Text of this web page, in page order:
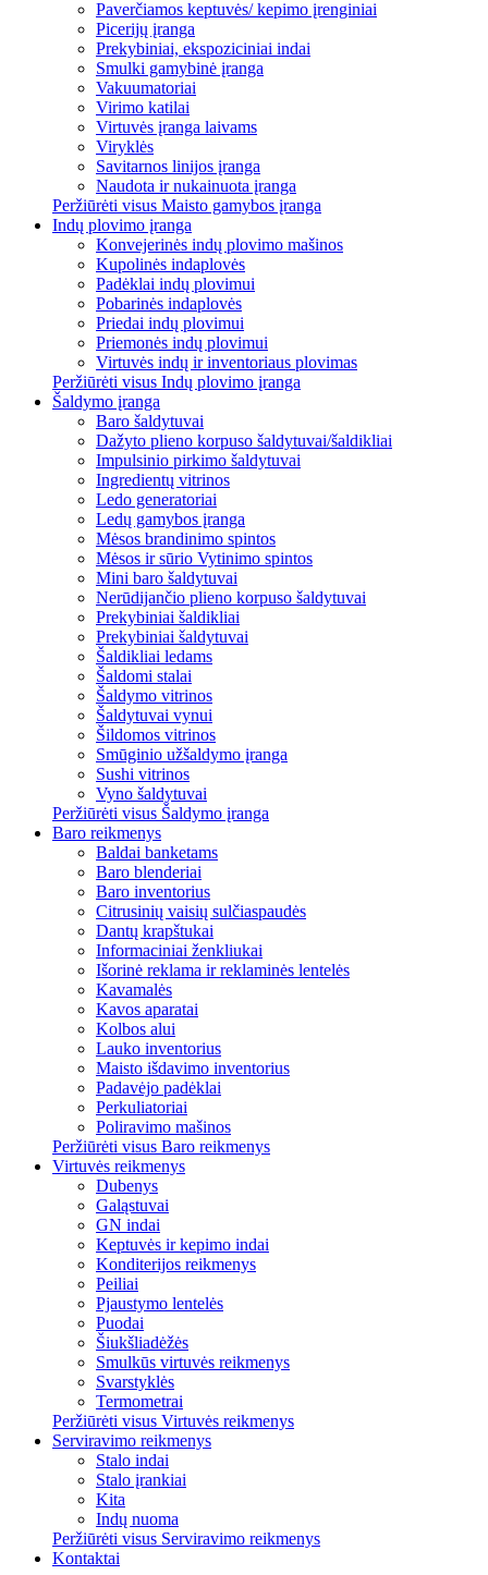
Paverčiamos keptuvės/ kepimo įrenginiai
Picerijų įranga
Prekybiniai, ekspoziciniai indai
Smulki gamybinė įranga
Vakuumatoriai
Virimo katilai
Virtuvės įranga laivams
Viryklės
Savitarnos linijos įranga
Naudota ir nukainuota įranga
Peržiūrėti visus Maisto gamybos įranga
Indų plovimo įranga
Konvejerinės indų plovimo mašinos
Kupolinės indaplovės
Padėklai indų plovimui
Pobarinės indaplovės
Priedai indų plovimui
Priemonės indų plovimui
Virtuvės indų ir inventoriaus plovimas
Peržiūrėti visus Indų plovimo įranga
Šaldymo įranga
Baro šaldytuvai
Dažyto plieno korpuso šaldytuvai/šaldikliai
Impulsinio pirkimo šaldytuvai
Ingredientų vitrinos
Ledo generatoriai
Ledų gamybos įranga
Mėsos brandinimo spintos
Mėsos ir sūrio Vytinimo spintos
Mini baro šaldytuvai
Nerūdijančio plieno korpuso šaldytuvai
Prekybiniai šaldikliai
Prekybiniai šaldytuvai
Šaldikliai ledams
Šaldomi stalai
Šaldymo vitrinos
Šaldytuvai vynui
Šildomos vitrinos
Smūginio užšaldymo įranga
Sushi vitrinos
Vyno šaldytuvai
Peržiūrėti visus Šaldymo įranga
Baro reikmenys
Baldai banketams
Baro blenderiai
Baro inventorius
Citrusinių vaisių sulčiaspaudės
Dantų krapštukai
Informaciniai ženkliukai
Išorinė reklama ir reklaminės lentelės
Kavamalės
Kavos aparatai
Kolbos alui
Lauko inventorius
Maisto išdavimo inventorius
Padavėjo padėklai
Perkuliatoriai
Poliravimo mašinos
Peržiūrėti visus Baro reikmenys
Virtuvės reikmenys
Dubenys
Galąstuvai
GN indai
Keptuvės ir kepimo indai
Konditerijos reikmenys
Peiliai
Pjaustymo lentelės
Puodai
Šiukšliadėžės
Smulkūs virtuvės reikmenys
Svarstyklės
Termometrai
Peržiūrėti visus Virtuvės reikmenys
Serviravimo reikmenys
Stalo indai
Stalo įrankiai
Kita
Indų nuoma
Peržiūrėti visus Serviravimo reikmenys
Kontaktai